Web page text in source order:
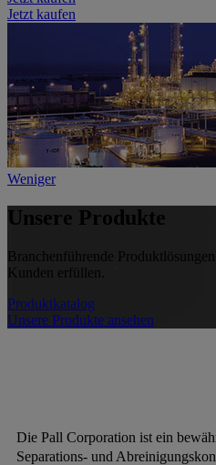
Jetzt kaufen
Weniger
Unsere Produkte
Branchenführende
Kunden erfüllen.
Produktkatalog
Unsere Produkte ansehen
Die Pall Corporation ist ein
Separations- und